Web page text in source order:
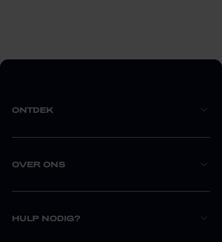
ONTDEK
OVER ONS
HULP NODIG?